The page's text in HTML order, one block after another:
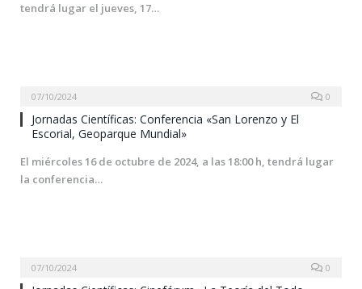
tendrá lugar el jueves, 17…
07/10/2024 0
Jornadas Científicas: Conferencia «San Lorenzo y El
Escorial, Geoparque Mundial»
El miércoles 16 de octubre de 2024, a las 18:00 h, tendrá lugar
la conferencia…
07/10/2024 0